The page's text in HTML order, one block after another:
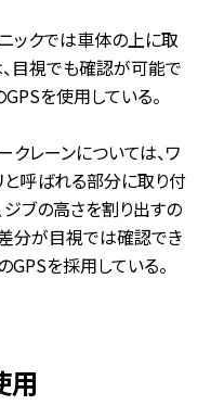
ックでは車体の上に取
目視でも確認が可能で
を使用している。
レーンについては、ワ
呼ばれる部分に取り付
ジブの高さを割り出すの
分が目視では確認でき
を採用している。
用